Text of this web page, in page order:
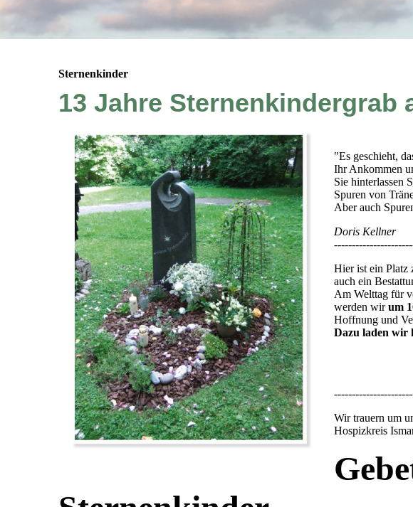
Sternenkinder
13 Jahre Sternenkindergrab
"Es geschieht,
Ihr Ankommen
Sie hinterlassen
Spuren von
Aber auch
Doris Kellner
Hier ist ein Platz
auch ein
Am Welttag für
werden wirum
Hoffnung und
Dazu laden wir
Wir trauern um
Hospizkreis